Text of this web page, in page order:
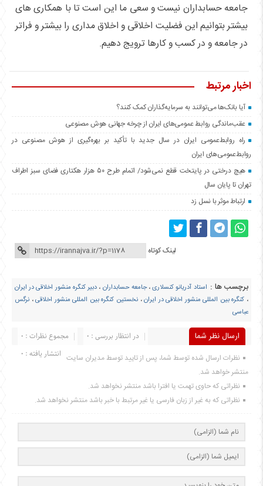
جامعه حسابداران نیست و سعی ما این است تا با همکاری های
بیشتر بتوانیم این فضلیت اخلاقی و اخلاق مداری را بیشتر و فراتر
در جامعه و در کسب و کارها ترویج دهیم.
اخبار مرتبط
آیا بانک‌ها می‌توانند به سرمایه‌گذاران کمک کنند؟
عقب‌ماندگی روابط عمومی‌های ایران از چرخه جهانی هوش مصنوعی
راه روابط‌عمومی ایران در سال جدید با تأکید بر بهره‌گیری از هوش مصنوعی در
روابط‌عمومی‌های ایران
هیچ درختی در پایتخت قطع نمی‌شود/ اتمام طرح ۵۰ هزار هکتاری فضای سبز اطراف
تهران تا پایان سال
ارتباط موثر با نسل زد
لینک کوتاه
برچسب ها : استاد آدریانو کنسلاری،جامعه حسابداران ، دبیر کنگره منشور اخلاقی در ایران
، کنگره بین المللی منشور اخلاقی در ایران،نخستین کنگره بین المللی منشور اخلاقی، نرگس
عباسی
ارسال نظر شما مجموع نظرات : 0
در انتظار بررسی : 0
انتشار یافته : 0 نظرات ارسال شده توسط شما، پس از تایید توسط مدیران سایت
منتشر خواهد شد.
نظراتی که حاوی تهمت یا افترا باشد منتشر نخواهد شد.
نظراتی که به غیر از زبان فارسی یا غیر مرتبط با خبر باشد منتشر نخواهد شد.